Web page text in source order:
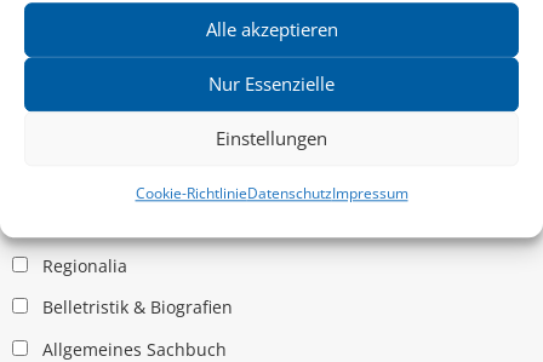
Alle akzeptieren
Nur Essenzielle
Einstellungen
Cookie-RichtlinieDatenschutzImpressum
News zu aktuellen Neuheiten und Nachrichten im zu Klampen!
Verlag – jederzeit wieder abbestellbar.
Kritische Theorie / Philosophie
Regionalia
Belletristik & Biografien
Allgemeines Sachbuch